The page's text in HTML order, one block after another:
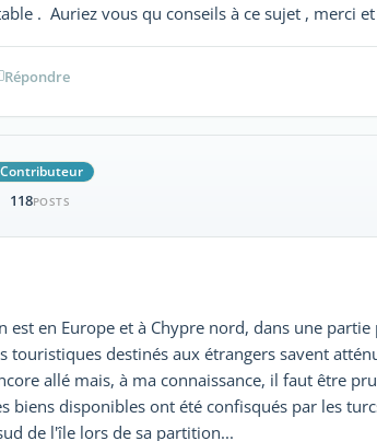
. Auriez vous qu conseils à ce sujet , merci
Répondre
Contributeur
118POSTS
est en Europe et à Chypre nord, dans une
touristiques destinés aux étrangers savent
allé mais, à ma connaissance, il faut être
biens disponibles ont été confisqués par les
de l'île lors de sa partition...